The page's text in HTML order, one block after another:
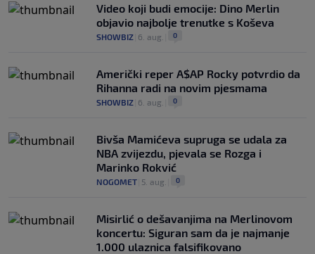
Video koji budi emocije: Dino Merlin
objavio najbolje trenutke s Koševa
SHOWBIZ 6. aug. 0
Američki reper A$AP Rocky potvrdio da
Rihanna radi na novim pjesmama
SHOWBIZ 6. aug. 0
Bivša Mamićeva supruga se udala za
NBA zvijezdu, pjevala se Rozga i
Marinko Rokvić
NOGOMET 5. aug. 0
Misirlić o dešavanjima na Merlinovom
koncertu: Siguran sam da je najmanje
1.000 ulaznica falsifikovano